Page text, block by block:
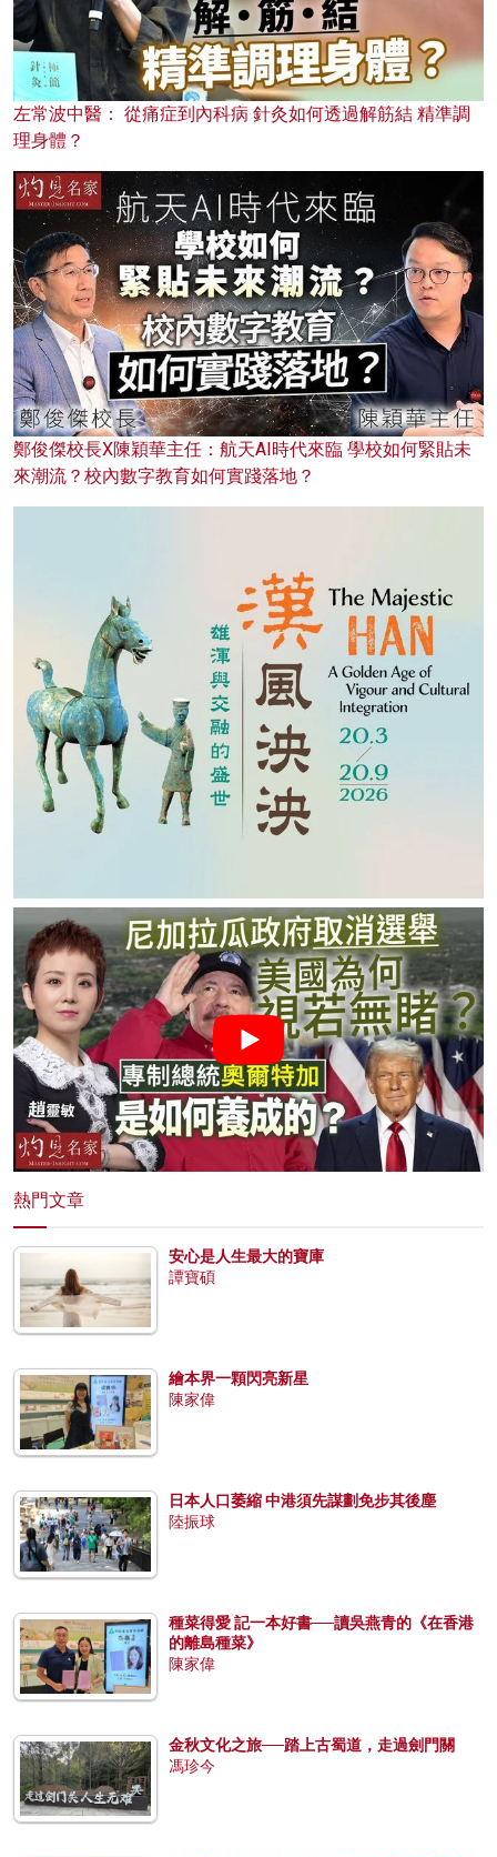
左常波中醫： 從痛症到內科病 針灸如何透過解筋結 精準調
理身體？
鄭俊傑校長X陳穎華主任：航天AI時代來臨 學校如何緊貼未
來潮流？校內數字教育如何實踐落地？
熱門文章
安心是人生最大的寶庫
譚寶碩
繪本界一顆閃亮新星
陳家偉
日本人口萎縮 中港須先謀劃免步其後塵
陸振球
種菜得愛 記一本好書──讀吳燕青的《在香港
的離島種菜》
陳家偉
金秋文化之旅──踏上古蜀道，走過劍門關
馮珍今